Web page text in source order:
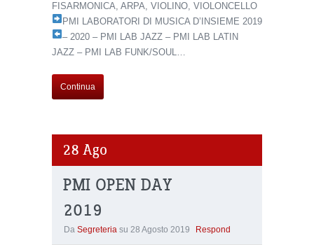
FISARMONICA, ARPA, VIOLINO, VIOLONCELLO
PMI LABORATORI DI MUSICA D’INSIEME 2019
– 2020– PMI LAB JAZZ – PMI LAB LATIN
JAZZ – PMI LAB FUNK/SOUL…
Continua
28 Ago
PMI OPEN DAY
2019
Da Segreteria su 28 Agosto 2019 Respond